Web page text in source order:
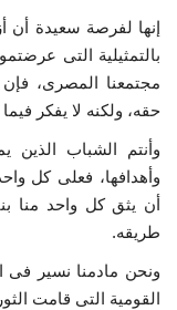
المواطن العالمي
الرواد
فرص
وثائق
الفيديوهات
إنها لفرصة سعيدة أن
بالتمثيلية التى
مجتمعنا المصرى،
حقه، ولكنه لا يفكر
وأنتم الشباب الذين
وأهدافها، فعلى كل
أن يثق كل واحد منا
طريقه.
ونحن مادمنا نسير فى
القومية التى قامت